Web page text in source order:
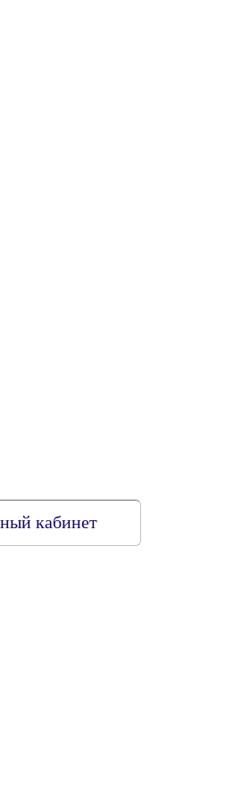
кабинет